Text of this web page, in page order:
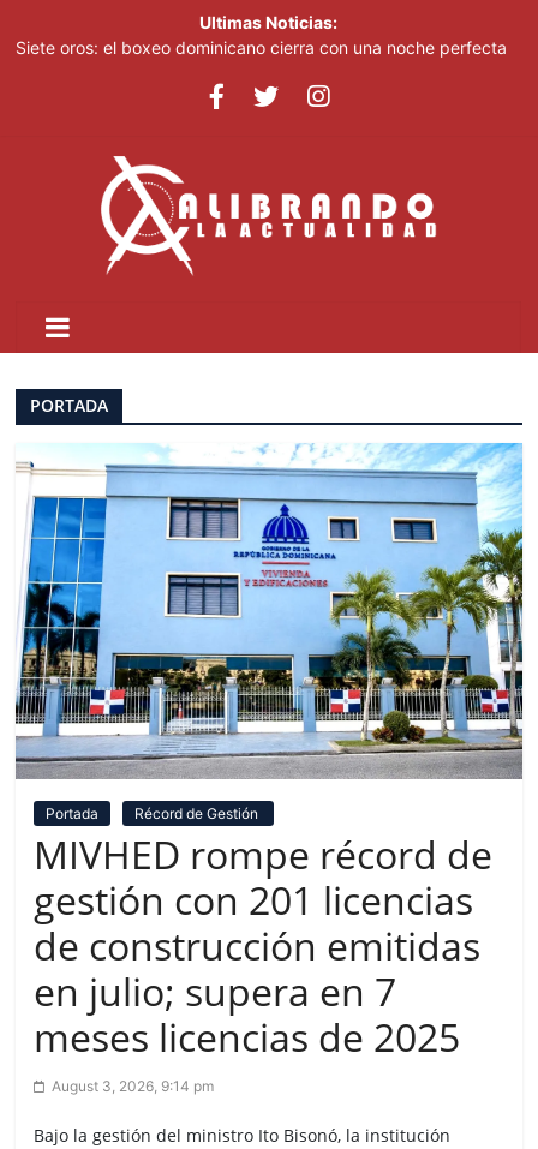
Ultimas Noticias:
Siete oros: el boxeo dominicano cierra con una noche perfecta
Gobierno de Perú reafirma compromiso en la lucha contra la
cuarto lugar en los Juegos Centrocaribeños
Amazon financia la construcción de enorme planta de gas en
EE. UU. para centros de datos
Saúl Mena le da el primer oro a RD en eSports
PORTADA
Portada Récord de Gestión
MIVHED rompe récord de
gestión con 201 licencias
de construcción emitidas
en julio; supera en 7
meses licencias de 2025
August 3, 2026, 9:14 pm
Bajo la gestión del ministro Ito Bisonó, la institución